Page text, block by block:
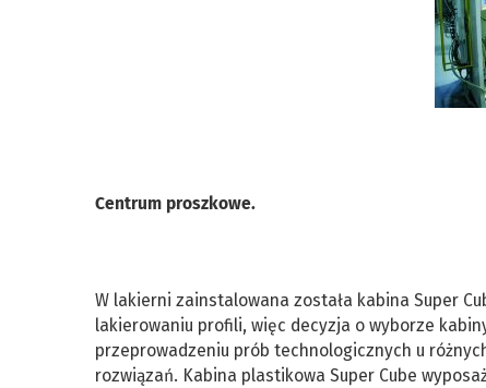
Centrum proszkowe.
W lakierni zainstalowana została kabina Super
lakierowaniu profili, więc decyzja o wyborze
przeprowadzeniu prób technologicznych u
rozwiązań. Kabina plastikowa Super Cube